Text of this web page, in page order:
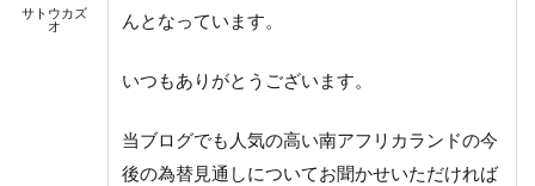
サトウカズ
オ
んとなっています。
いつもありがとうございます。
当ブログでも人気の高い南アフリカランドの今
後の為替見通しについてお聞かせいただければ